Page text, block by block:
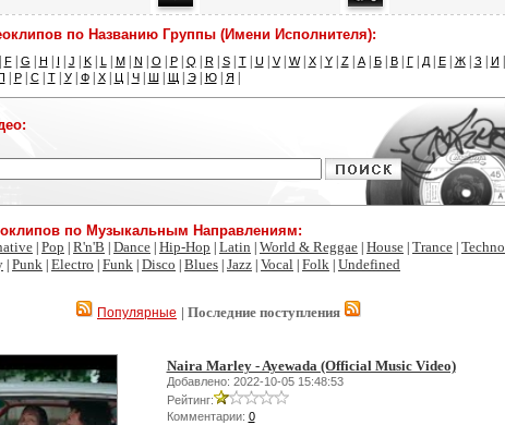
по Названию Группы (Имени Исполнителя):
F| G H I J K| L | M| N O P| Q R| S| T| U| V| W| X| Y| Z| А| Б| В| Г| Д| Е| Ж| З И
Р| С| Т| У| Ф| Х| Ц| Ч| Ш| Щ| Э| Ю| Я
по Музыкальным Направлениям:
Pop R'n'B Dance Hip-Hop Latin World & Reggae House Trance Techno
Punk Electro Funk Disco Blues Jazz Vocal Folk Undefined
Популярные | Последние поступления
Naira Marley - Ayewada (Official Music Video)
Добавлено: 2022-10-05 15:48:53
Рейтинг:
Комментарии: 0